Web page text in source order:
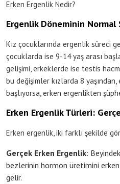
Erken Ergenlik Nedir?
Ergenlik Döneminin Normal
Kız çocuklarında ergenlik süreci
çocuklarda ise 9-14 yaş arası
gelişimi, erkeklerde ise testis
bu değişimler kızlarda 8
başlıyorsa, erken ergenlikten
Erken Ergenlik Türleri:
Erken ergenlik, iki farklı şekilde
Gerçek Erken Ergenlik:
bezlerinin hormon üretimini
gelir.